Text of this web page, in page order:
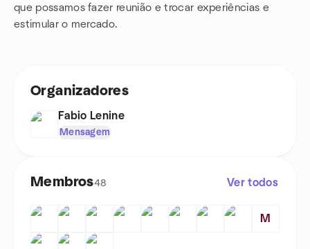
que possamos fazer reunião e trocar experiências e
estimular o mercado.
Organizadores
Fabio Lenine
Mensagem
Membros48 Ver todos
M